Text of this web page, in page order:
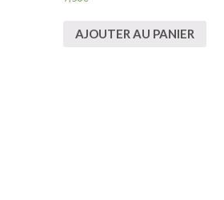
AJOUTER AU PANIER